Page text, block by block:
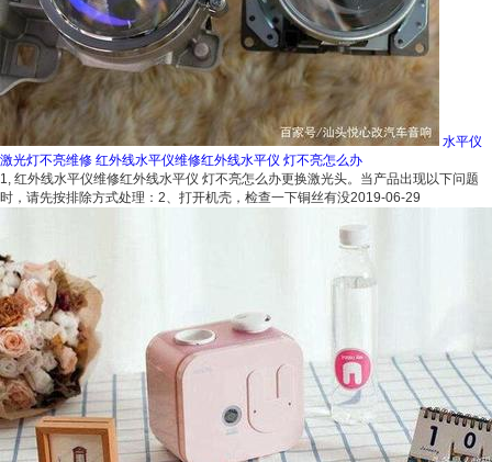
水平仪
激光灯不亮维修 红外线水平仪维修红外线水平仪 灯不亮怎么办
1, 红外线水平仪维修红外线水平仪 灯不亮怎么办更换激光头。当产品出现以下问题
时，请先按排除方式处理：2、打开机壳，检查一下铜丝有没2019-06-29